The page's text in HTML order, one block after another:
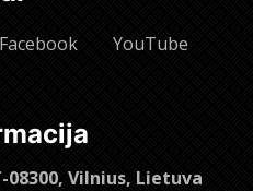
Facebook YouTube
08300, Vilnius, Lietuva